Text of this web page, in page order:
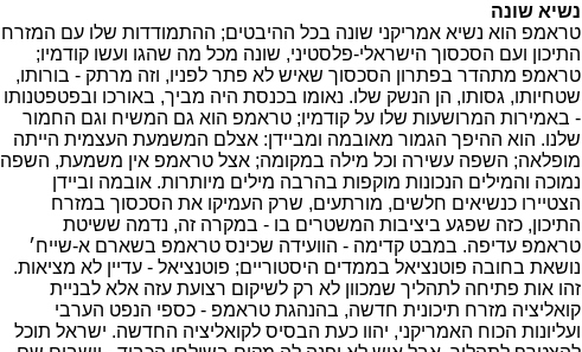
נשיא שונה
טראמפ הוא נשיא אמריקני שונה בכל ההיבטים; ההתמודדות שלו עם המזרח
התיכון ועם הסכסוך הישראלי-פלסטיני, שונה מכל מה שהגו ועשו קודמיו;
טראמפ מתהדר בפתרון הסכסוך שאיש לא פתר לפניו, וזה מרתק - בורותו,
שטחיותו, גסותו, הן הנשק שלו. נאומו בכנסת היה מביך, באורכו ובפטפטנותו
- באמירות המרושעות שלו על קודמיו; טראמפ הוא גם המשיח וגם החמור
שלנו. הוא ההיפך הגמור מאובמה ומביידן: אצלם המשמעת העצמית הייתה
מופלאה; השפה עשירה וכל מילה במקומה; אצל טראמפ אין משמעת, השפה
נמוכה והמילים הנכונות מוקפות בהרבה מילים מיותרות. אובמה וביידן
הצטיירו כנשיאים חלשים, מורתעים, שרק העמיקו את הסכסוך במזרח
התיכון, כזה שפגע ביציבות המשטרים בו - במקרה זה, נדמה ששיטת
טראמפ עדיפה. במבט קדימה - הוועידה שכינס טראמפ בשארם א-שייח׳
נושאת בחובה פוטנציאל בממדים היסטוריים; פוטנציאל - עדיין לא מציאות.
זהו אות פתיחה לתהליך שמכוון לא רק לשיקום רצועת עזה אלא לבניית
קואליציה מזרח תיכונית חדשה, בהנהגת טראמפ - כספי הנפט הערבי
ועליונות הכוח האמריקני, יהוו כעת הבסיס לקואליציה החדשה. ישראל תוכל